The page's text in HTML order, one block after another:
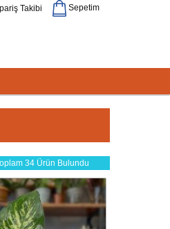
Takibi Sepetim
34 Ürün Bulundu